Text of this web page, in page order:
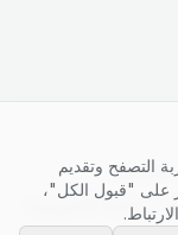
التصفح وتقديم
على "قبول الكل"،
سياسة الخصوصية